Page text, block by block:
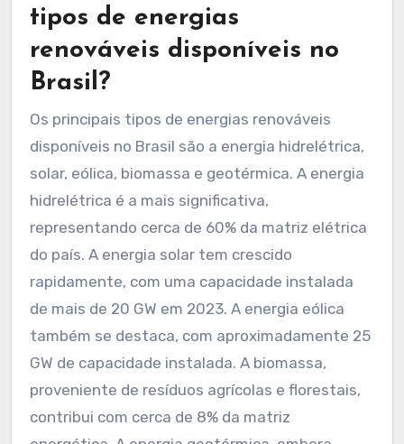
tipos de energias
renováveis disponíveis no
Brasil?
Os principais tipos de energias renováveis
disponíveis no Brasil são a energia hidrelétrica,
solar, eólica, biomassa e geotérmica. A energia
hidrelétrica é a mais significativa,
representando cerca de 60% da matriz elétrica
do país. A energia solar tem crescido
rapidamente, com uma capacidade instalada
de mais de 20 GW em 2023. A energia eólica
também se destaca, com aproximadamente 25
GW de capacidade instalada. A biomassa,
proveniente de resíduos agrícolas e florestais,
contribui com cerca de 8% da matriz